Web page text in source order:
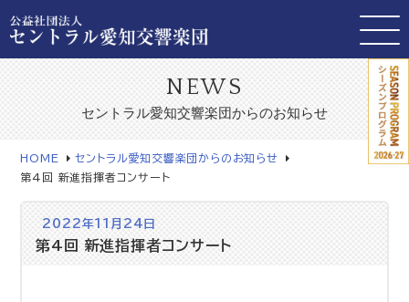
NEWS
セントラル愛知交響楽団からのお知らせ
HOME
セントラル愛知交響楽団からのお知らせ
第4回 新進指揮者コンサート
2022年11月24日
第4回 新進指揮者コンサート